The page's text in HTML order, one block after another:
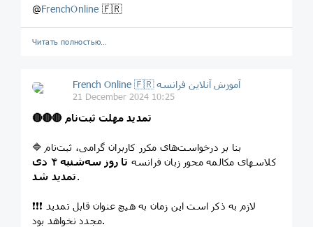
@FrenchOnline 🇫🇷
Читать полностью…
French Online 🇫🇷 آموزش آنلاین فرانسه
21 December 2024 10:25
🔴🔴🔴 تمدید مهلت ثبت‌نام
🔷 بنا بر درخواست‌های مکرر کاربران گرامی، ثبت‌نام
کلاسهای مکالمه محور زبان فرانسه
تا روز سه‌شنبه ۴ دی
تمدید شد.
❗️❗️❗️ لازم به ذکر است این زمان به هیچ عنوان قابل تمدید
مجدد نخواهد بود.